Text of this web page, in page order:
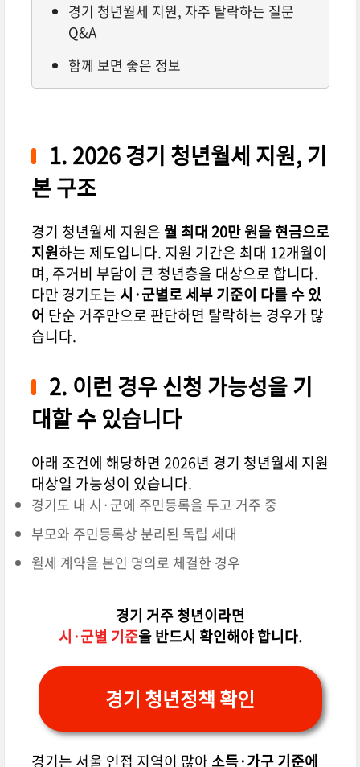
경기 청년월세 지원, 자주 탈락하는 질문
Q&A
함께 보면 좋은 정보
1. 2026 경기 청년월세 지원, 기
본 구조
경기 청년월세 지원은 월 최대 20만 원을 현금으로
지원하는 제도입니다. 지원 기간은 최대 12개월이
며, 주거비 부담이 큰 청년층을 대상으로 합니다.
다만 경기도는시·군별로 세부 기준이 다를 수 있
어 단순 거주만으로 판단하면 탈락하는 경우가 많
습니다.
2. 이런 경우 신청 가능성을 기
대할 수 있습니다
아래 조건에 해당하면 2026년 경기 청년월세 지원
대상일 가능성이 있습니다.
경기도 내 시·군에 주민등록을 두고 거주 중
부모와 주민등록상 분리된 독립 세대
월세 계약을 본인 명의로 체결한 경우
경기 거주 청년이라면
시·군별 기준을 반드시 확인해야 합니다.
경기 청년정책 확인
경기는 서울 인접 지역이 많아 소득·가구 기준에